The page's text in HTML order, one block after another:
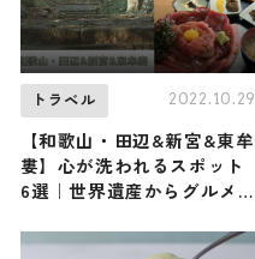
トラベル 2022.10.29
【和歌山・田辺&新宮&東牟
婁】心が洗われるスポット
6選｜世界遺産からグルメ